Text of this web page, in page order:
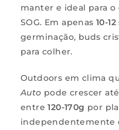
manter e ideal para
SOG. Em apenas10-
germinação, buds
para colher.
Outdoors em clima
Auto pode crescer até
entre120-170g por
independentemente